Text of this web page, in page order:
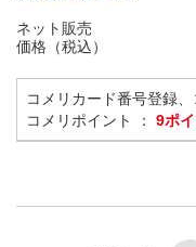
ネット販売
価格（税込）
コメリカード番号登録
コメリポイント ： 9ポ